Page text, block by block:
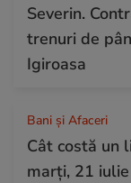
Severin.
trenuri de
Igiroasa
Bani și Afaceri
Cât costă un
marți, 21